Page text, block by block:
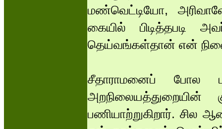
மண்வெட்டியோ,
கையில் பிடித்தபடி
தெய்வங்கள்தான் என்
சீதாராமனைப் போல
அறநிலையத்துறையின்
பணியாற்றுகிறார். சில